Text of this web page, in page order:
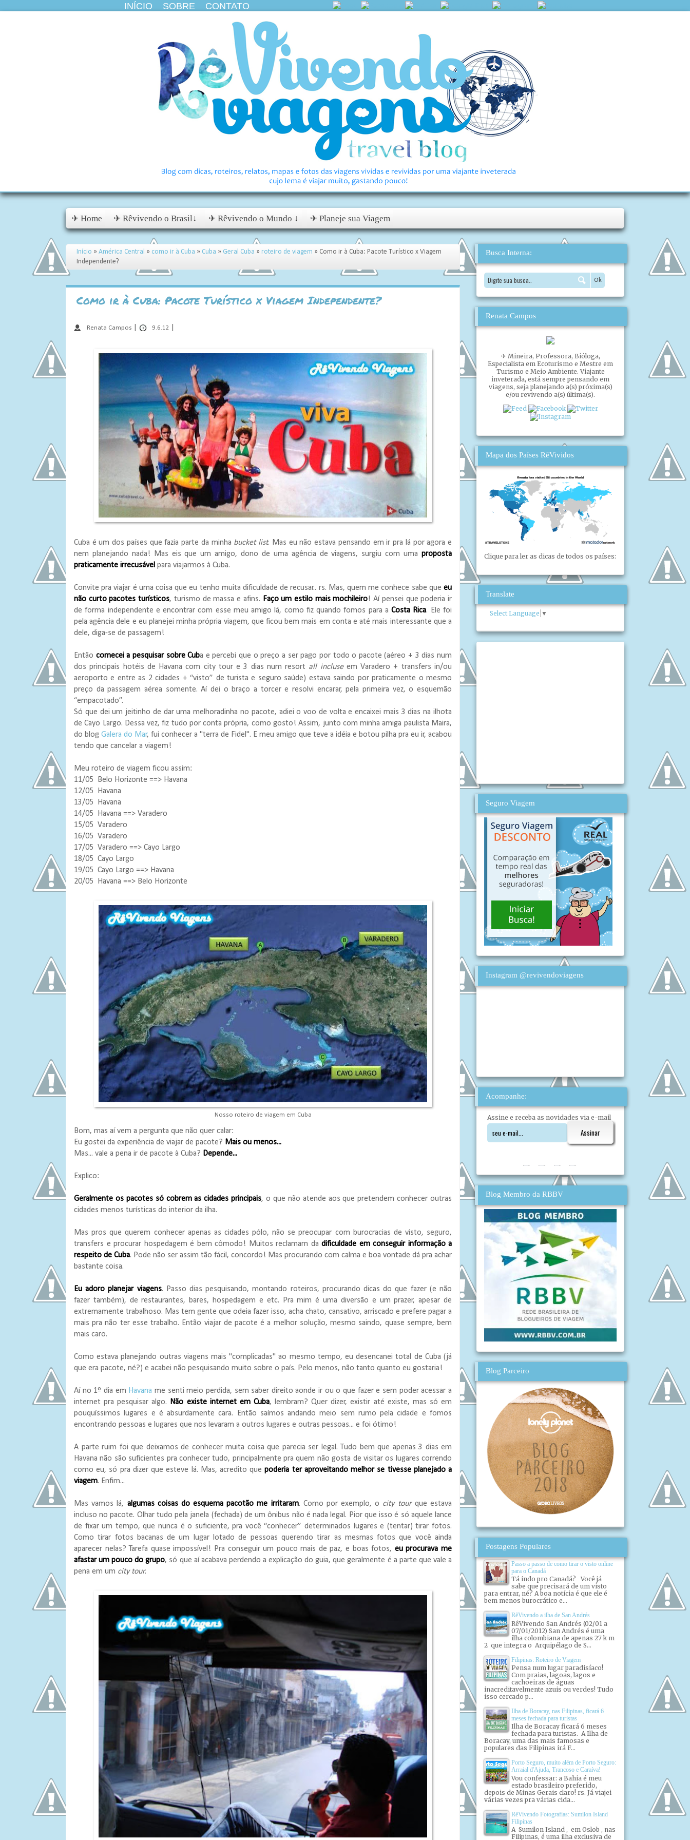
INÍCIO SOBRE CONTATO
✈ Home ✈ Rêvivendo o Brasil↓ ✈ Rêvivendo o Mundo ↓ ✈ Planeje sua Viagem
Início » América Central » como ir à Cuba » Cuba » Geral Cuba » roteiro de viagem » Como ir à Cuba: Pacote Turístico x Viagem
Independente?
Como ir à Cuba: Pacote Turístico x Viagem Independente?
Renata Campos 9.6.12
Cuba é um dos países que fazia parte da minha bucket list. Mas eu não estava pensando em ir pra lá por agora e
nem planejando nada! Mas eis que um amigo, dono de uma agência de viagens, surgiu com uma proposta
praticamente irrecusável para viajarmos à Cuba.
Convite pra viajar é uma coisa que eu tenho muita dificuldade de recusar.. rs. Mas, quem me conhece sabe que eu
não curto pacotes turísticos, turismo de massa e afins. Faço um estilo mais mochileiro! Aí pensei que poderia ir
de forma independente e encontrar com esse meu amigo lá, como fiz quando fomos para aCosta Rica. Ele foi
pela agência dele e eu planejei minha própria viagem, que ficou bem mais em conta e até mais interessante que a
dele, diga-se de passagem!
Então comecei a pesquisar sobre Cuba e percebi que o preço a ser pago por todo o pacote (aéreo + 3 dias num
dos principais hotéis de Havana com city tour e 3 dias num resort all incluseem Varadero + transfers in/ou
aeroporto e entre as 2 cidades + “visto” de turista e seguro saúde) estava saindo por praticamente o mesmo
preço da passagem aérea somente. Aí dei o braço a torcer e resolvi encarar, pela primeira vez, o esquemão
“empacotado”.
Só que dei um jeitinho de dar uma melhoradinha no pacote, adiei o voo de volta e encaixei mais 3 dias na ilhota
de Cayo Largo. Dessa vez, fiz tudo por conta própria, como gosto! Assim, junto com minha amiga paulista Maira,
do blog Galera do Mar, fui conhecer a "terra de Fidel". E meu amigo que teve a idéia e botou pilha pra eu ir, acabou
tendo que cancelar a viagem!
Meu roteiro de viagem ficou assim:
11/05 Belo Horizonte ==> Havana
12/05 Havana
13/05 Havana
14/05 Havana ==> Varadero
15/05 Varadero
16/05 Varadero
17/05 Varadero ==> Cayo Largo
18/05 Cayo Largo
19/05 Cayo Largo ==> Havana
20/05 Havana ==> Belo Horizonte
Nosso roteiro de viagem em Cuba
Bom, mas aí vem a pergunta que não quer calar:
Eu gostei da experiência de viajar de pacote? Mais ou menos...
Mas... vale a pena ir de pacote à Cuba? Depende...
Explico:
Geralmente os pacotes só cobrem as cidades principais, o que não atende aos que pretendem conhecer outras
cidades menos turísticas do interior da ilha.
Mas pros que querem conhecer apenas as cidades pólo, não se preocupar com burocracias de visto, seguro,
transfers e procurar hospedagem é bem cômodo! Muitos reclamam da dificuldade em conseguir informação a
respeito de Cuba. Pode não ser assim tão fácil, concordo! Mas procurando com calma e boa vontade dá pra achar
bastante coisa.
Eu adoro planejar viagens. Passo dias pesquisando, montando roteiros, procurando dicas do que fazer (e não
fazer também), de restaurantes, bares, hospedagem e etc. Pra mim é uma diversão e um prazer, apesar de
extremamente trabalhoso. Mas tem gente que odeia fazer isso, acha chato, cansativo, arriscado e prefere pagar a
mais pra não ter esse trabalho. Então viajar de pacote é a melhor solução, mesmo saindo, quase sempre, bem
mais caro.
Como estava planejando outras viagens mais "complicadas" ao mesmo tempo, eu desencanei total de Cuba (já
que era pacote, né?) e acabei não pesquisando muito sobre o país. Pelo menos, não tanto quanto eu gostaria!
Aí no 1º dia em Havana me senti meio perdida, sem saber direito aonde ir ou o que fazer e sem poder acessar a
internet pra pesquisar algo.
Não existe internet em Cuba, lembram? Quer dizer, existir até existe, mas só em
pouquíssimos lugares e é absurdamente cara. Então saímos andando meio sem rumo pela cidade e fomos
encontrando pessoas e lugares que nos levaram a outros lugares e outras pessoas... e foi ótimo!
A parte ruim foi que deixamos de conhecer muita coisa que parecia ser legal. Tudo bem que apenas 3 dias em
Havana não são suficientes pra conhecer tudo, principalmente pra quem não gosta de visitar os lugares correndo
como eu, só pra dizer que esteve lá. Mas, acredito quepoderia ter aproveitando melhor se tivesse planejado a
viagem. Enfim...
Mas vamos lá, algumas coisas do esquema pacotão me irritaram. Como por exemplo, o city tourque estava
incluso no pacote. Olhar tudo pela janela (fechada) de um ônibus não é nada legal. Pior que isso é só aquele lance
de fixar um tempo, que nunca é o suficiente, pra você “conhecer” determinados lugares e (tentar) tirar fotos.
Como tirar fotos bacanas de um lugar lotado de pessoas querendo tirar as mesmas fotos que você ainda
aparecer nelas? Tarefa quase impossível! Pra conseguir um pouco mais de paz, e boas fotos, eu procurava me
afastar um pouco do grupo, só que aí acabava perdendo a explicação do guia, que geralmente é a parte que vale a
pena em um city tour.
Busca Interna:
Renata Campos
✈ Mineira, Professora, Bióloga,
Especialista em Ecoturismo e Mestre em
Turismo e Meio Ambiente. Viajante
inveterada, está sempre pensando em
viagens, seja planejando a(s) próxima(s)
e/ou revivendo a(s) última(s).
Mapa dos Países RêVividos
Clique para ler as dicas de todos os países:
Translate
Select Language ▼
Seguro Viagem
Instagram @revivendoviagens
Acompanhe:
Assine e receba as novidades via e-mail
Blog Membro da RBBV
Blog Parceiro
Postagens Populares
Passo a passo de como tirar o visto online
para o Canadá
Tá indo pro Canadá? Você já
sabe que precisará de um visto
para entrar, né? A boa notícia é que ele é
bem menos burocrático e...
RêVivendo a ilha de San Andrés
RêVivendo San Andrés (02/01 a
07/01/2012) San Andrés é uma
ilha colombiana de apenas 27 k m
2 que integra o Arquipélago de S...
Filipinas: Roteiro de Viagem
Pensa num lugar paradisíaco!
Com praias, lagoas, lagos e
cachoeiras de águas
inacreditavelmente azuis ou verdes! Tudo
isso cercado p...
Ilha de Boracay, nas Filipinas, ficará 6
meses fechada para turistas
Ilha de Boracay ficará 6 meses
fechada para turistas. A Ilha de
Boracay, uma das mais famosas e
populares das Filipinas irá F...
Porto Seguro, muito além de Porto Seguro:
Arraial d'Ajuda, Trancoso e Caraíva!
Vou confessar: a Bahia é meu
estado brasileiro preferido,
depois de Minas Gerais claro! rs. Já viajei
várias vezes pra várias cida...
RêVivendo Fotografias: Sumilon Island
Filipinas
A Sumilon Island , em Oslob , nas
Filipinas, é uma ilha exclusiva de